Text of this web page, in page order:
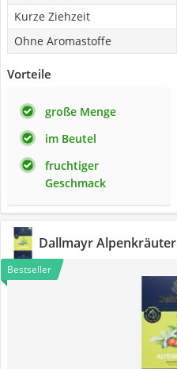
Kurze Ziehzeit
Ohne Aromastoffe
Vorteile
große Menge
im Beutel
fruchtiger
Geschmack
Dallmayr Alpenkräuter
Bestseller